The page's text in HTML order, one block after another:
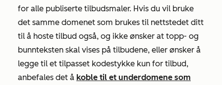
for alle publiserte tilbudsmaler. Hvis du vil bruke
det samme domenet som brukes til nettstedet ditt
til å hoste tilbud også, og ikke ønsker at topp- og
bunnteksten skal vises på tilbudene, eller ønsker å
legge til et tilpasset kodestykke kun for tilbud,
anbefales det å koble til et underdomene som